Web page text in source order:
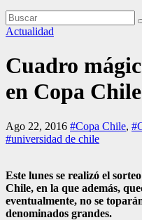
Actualidad
Cuadro
en Copa Chile
Ago 22, 2016 #Copa Chile,
#universidad de chile
Este lunes se realizó el
Chile, en la que además,
eventualmente, no se
denominados grandes.